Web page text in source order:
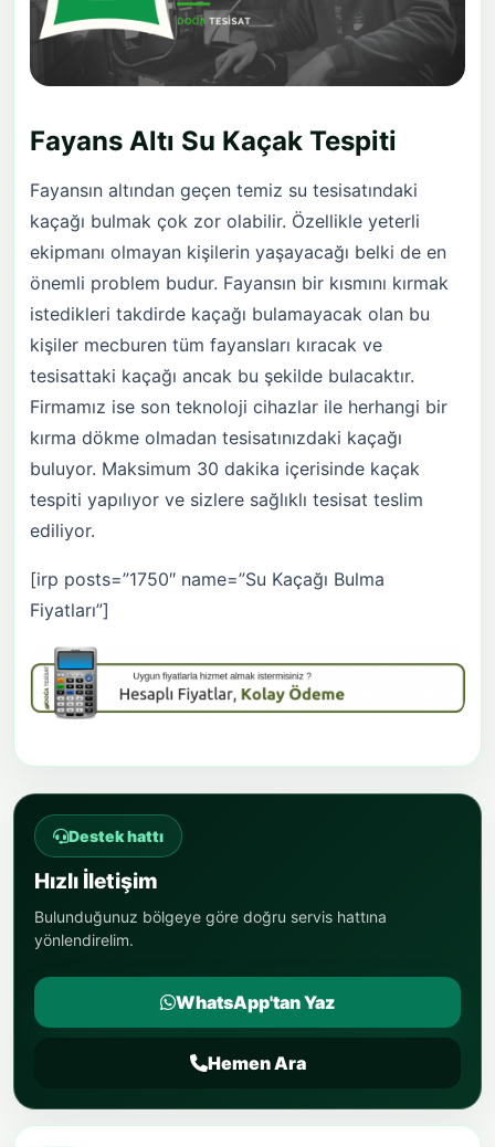
Fayans Altı Su Kaçak Tespiti
Fayansın altından geçen temiz su tesisatındaki
kaçağı bulmak çok zor olabilir. Özellikle yeterli
ekipmanı olmayan kişilerin yaşayacağı belki de en
önemli problem budur. Fayansın bir kısmını kırmak
istedikleri takdirde kaçağı bulamayacak olan bu
kişiler mecburen tüm fayansları kıracak ve
tesisattaki kaçağı ancak bu şekilde bulacaktır.
Firmamız ise son teknoloji cihazlar ile herhangi bir
kırma dökme olmadan tesisatınızdaki kaçağı
buluyor. Maksimum 30 dakika içerisinde kaçak
tespiti yapılıyor ve sizlere sağlıklı tesisat teslim
ediliyor.
[irp posts=”1750″ name=”Su Kaçağı Bulma
Fiyatları”]
Destek hattı
Hızlı İletişim
Bulunduğunuz bölgeye göre doğru servis hattına
yönlendirelim.
WhatsApp'tan Yaz
Hemen Ara